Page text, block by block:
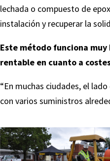
lechada o compuesto de
instalación y recuperar la
Este método funciona
rentable en cuanto a
“En muchas ciudades, el
con varios suministros